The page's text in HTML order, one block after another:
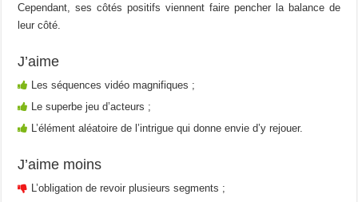
Cependant, ses côtés positifs viennent faire pencher la balance de
leur côté.
J’aime
Les séquences vidéo magnifiques ;
Le superbe jeu d’acteurs ;
L’élément aléatoire de l’intrigue qui donne envie d’y rejouer.
J’aime moins
L’obligation de revoir plusieurs segments ;